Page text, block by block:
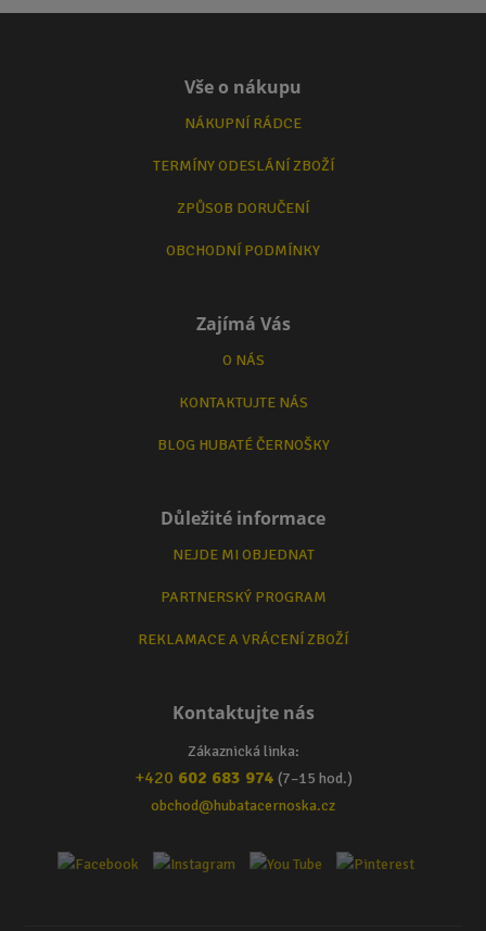
Vše o nákupu
NÁKUPNÍ RÁDCE
TERMÍNY ODESLÁNÍ ZBOŽÍ
ZPŮSOB DORUČENÍ
OBCHODNÍ PODMÍNKY
Zajímá Vás
O NÁS
KONTAKTUJTE NÁS
BLOG HUBATÉ ČERNOŠKY
Důležité informace
NEJDE MI OBJEDNAT
PARTNERSKÝ PROGRAM
REKLAMACE A VRÁCENÍ ZBOŽÍ
Kontaktujte nás
Zákaznická linka:
+420 602 683 974 (7–15 hod.)
obchod@hubatacernoska.cz